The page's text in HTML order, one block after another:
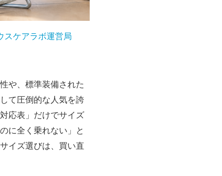
スケアラボ運営局
や、標準装備された
て圧倒的な人気を誇
応表」だけでサイズ
に全く乗れない」と
イズ選びは、買い直